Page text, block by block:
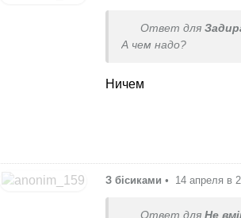
Ответ для
А чем надо?
Ничем
З бісиками • 14 апреля в
Ответ для Не